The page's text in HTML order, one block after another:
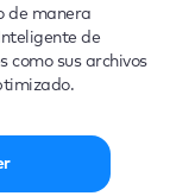
de manera
de
como sus archivos